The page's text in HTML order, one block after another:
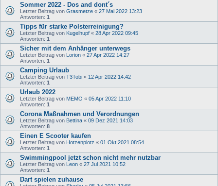
Sommer 2022 - Dos and dont´s
Letzter Beitrag von Grasmetze « 27 Mai 2022 13:23
Antworten: 1
Tipps für starke Polsterreinigung?
Letzter Beitrag von Kugelhupf « 28 Apr 2022 09:45
Antworten: 1
Sicher mit dem Anhänger unterwegs
Letzter Beitrag von Lorion « 27 Apr 2022 14:27
Antworten: 1
Camping Urlaub
Letzter Beitrag von T3Tobi « 12 Apr 2022 14:42
Antworten: 1
Urlaub 2022
Letzter Beitrag von MEMO « 05 Apr 2022 11:10
Antworten: 1
Corona Maßnahmen und Verordnungen
Letzter Beitrag von Bettina « 09 Dez 2021 14:03
Antworten: 8
Einen E Scooter kaufen
Letzter Beitrag von Hotzenplotz « 01 Okt 2021 08:54
Antworten: 1
Swimmingpool jetzt schon nicht mehr nutzbar
Letzter Beitrag von Leon « 27 Jul 2021 10:52
Antworten: 1
Dart spielen zuhause